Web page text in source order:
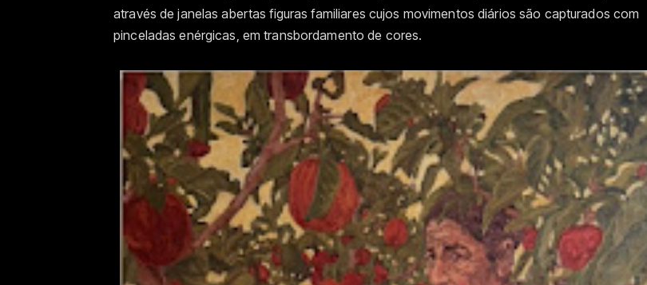
através de janelas abertas figuras familiares cujos movimentos diários são capturados com
pinceladas enérgicas, em transbordamento de cores.